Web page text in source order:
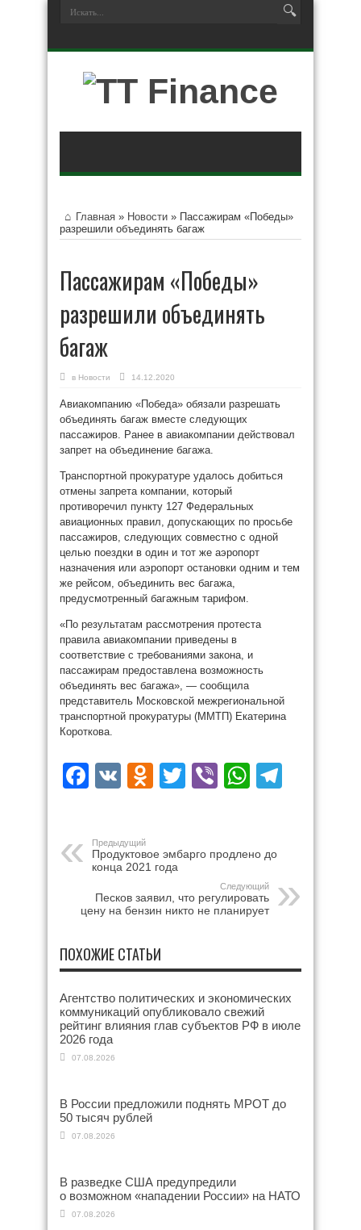
Главная » Новости » Пассажирам «Победы»
разрешили объединять багаж
Пассажирам «Победы»
разрешили объединять
багаж
в Новости 14.12.2020
Авиакомпанию «Победа» обязали разрешать
объединять багаж вместе следующих
пассажиров. Ранее в авиакомпании действовал
запрет на объединение багажа.
Транспортной прокуратуре удалось добиться
отмены запрета компании, который
противоречил пункту 127 Федеральных
авиационных правил, допускающих по просьбе
пассажиров, следующих совместно с одной
целью поездки в один и тот же аэропорт
назначения или аэропорт остановки одним и тем
же рейсом, объединить вес багажа,
предусмотренный багажным тарифом.
«По результатам рассмотрения протеста
правила авиакомпании приведены в
соответствие с требованиями закона, и
пассажирам предоставлена возможность
объединять вес багажа», — сообщила
представитель Московской межрегиональной
транспортной прокуратуры (ММТП) Екатерина
Короткова.
Facebook
VK Odnoklassniki
Twitter
Viber
Предыдущий
Продуктовое эмбарго продлено до
конца 2021 года
Следующий
Песков заявил, что регулировать
цену на бензин никто не планирует
ПОХОЖИЕ СТАТЬИ
Агентство политических и экономических
коммуникаций опубликовало свежий
рейтинг влияния глав субъектов РФ в июле
2026 года
07.08.2026
В России предложили поднять МРОТ до
50 тысяч рублей
07.08.2026
В разведке США предупредили
о возможном «нападении России» на НАТО
07.08.2026